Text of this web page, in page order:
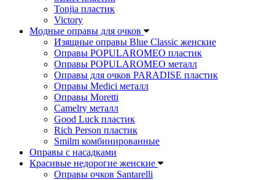
Tonjia пластик
Victory
Модные оправы для очков
Изящные оправы Blue Classic женские
Оправы POPULAROMEO пластик
Оправы POPULAROMEO металл
Оправы для очков PARADISE пластик
Оправы Medici металл
Оправы Moretti
Camelry металл
Good Luck пластик
Rich Person пластик
Smilm комбинированные
Оправы с насадками
Красивые недорогие женские
Оправы очков Santarelli